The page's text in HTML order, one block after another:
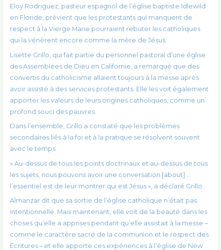
Eloy Rodriguez, pasteur espagnol de l’église baptiste Idlewild
en Floride, prévient que les protestants qui manquent de
respect à la Vierge Marie pourraient rebuter les catholiques
qui la vénèrent encore comme la mère de Jésus.
Lisette Grillo, qui fait partie du personnel pastoral d’une église
des Assemblées de Dieu en Californie, a remarqué que des
convertis du catholicisme allaient toujours à la messe après
avoir assisté à des services protestants. Elle les voit également
apporter les valeurs de leurs origines catholiques, comme un
profond souci des pauvres.
Dans l’ensemble, Grillo a constaté que les problèmes
secondaires liés à la foi et à la pratique se résolvent souvent
avec le temps.
« Au-dessus de tous les points doctrinaux et au-dessus de tous
les sujets, nous pouvons avoir une conversation [about] …
l’essentiel est de leur montrer qui est Jésus », a déclaré Grillo.
Almanzar dit que sa sortie de l’église catholique n’était pas
intentionnelle. Mais maintenant, elle voit de la beauté dans les
choses qu’elle a apprises pendant qu’elle assistait à la messe –
comme le caractère sacré de la communion et le respect des
Écritures – et elle apporte ces expériences à l’église de New